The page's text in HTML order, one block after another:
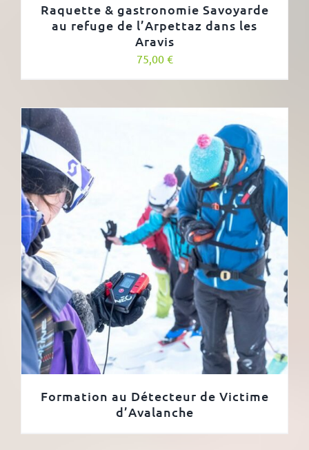
Raquette & gastronomie Savoyarde
au refuge de l’Arpettaz dans les
Aravis
75,00 €
Formation au Détecteur de Victime
d’Avalanche